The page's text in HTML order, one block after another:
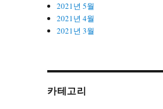
2021년 5월
2021년 4월
2021년 3월
카테고리